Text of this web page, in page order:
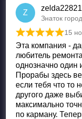
Z
zelda22821
Знаток
Оценка5
15
Эта компания -
любитель
однозначно один
Прорабы здесь
если тебя что то
другого даже
максимально
по карману.